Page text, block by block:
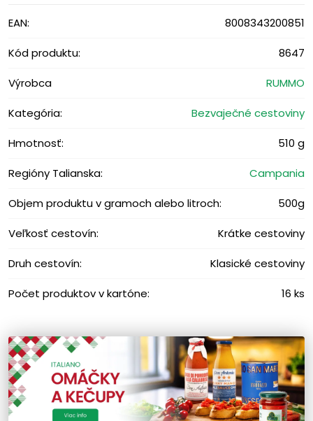
EAN: 8008343200851
Kód produktu: 8647
Výrobca RUMMO
Kategória: Bezvaječné cestoviny
Hmotnosť: 510 g
Regióny Talianska: Campania
Objem produktu v gramoch alebo litroch: 500g
Veľkosť cestovín: Krátke cestoviny
Druh cestovín: Klasické cestoviny
Počet produktov v kartóne: 16 ks